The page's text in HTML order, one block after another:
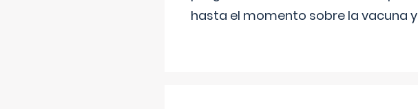
hasta el momento sobre la vacuna